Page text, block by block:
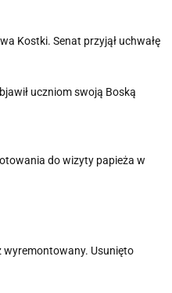
Kostki. Senat przyjął uchwałę
uczniom swoją Boską
do wizyty papieża w
wyremontowany. Usunięto